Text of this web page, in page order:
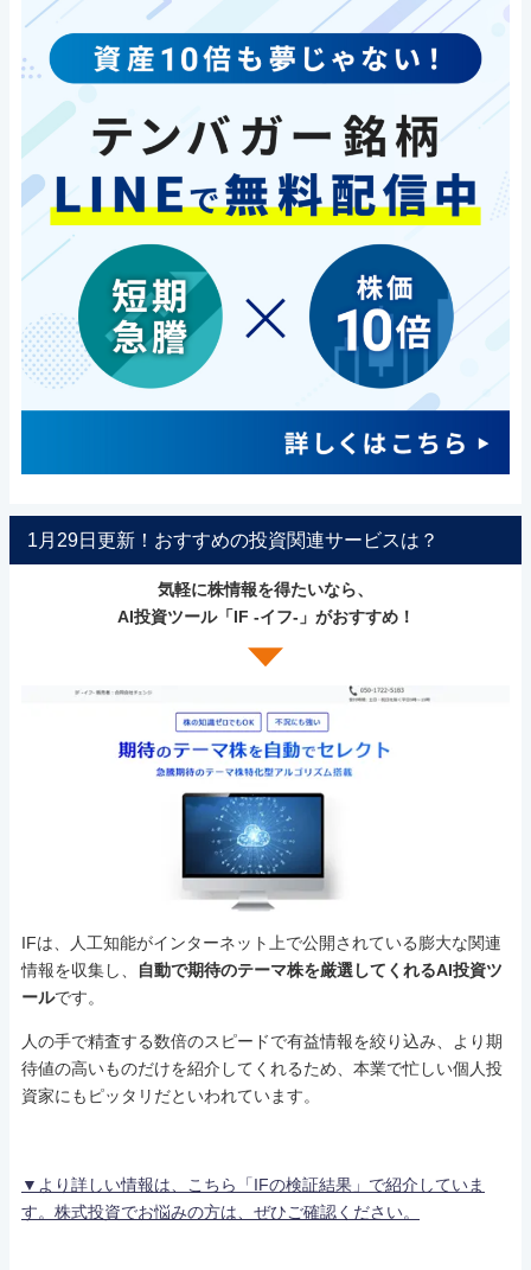
1月29日更新！おすすめの投資関連サービスは？
気軽に株情報を得たいなら、
AI投資ツール「IF -イフ-」がおすすめ！
IFは、人工知能がインターネット上で公開されている膨大な関連
情報を収集し、
自動で期待のテーマ株を厳選してくれるAI投資ツ
ールです。
人の手で精査する数倍のスピードで有益情報を絞り込み、より期
待値の高いものだけを紹介してくれるため、本業で忙しい個人投
資家にもピッタリだといわれています。
▼より詳しい情報は、こちら「IFの検証結果」で紹介していま
す。株式投資でお悩みの方は、ぜひご確認ください。